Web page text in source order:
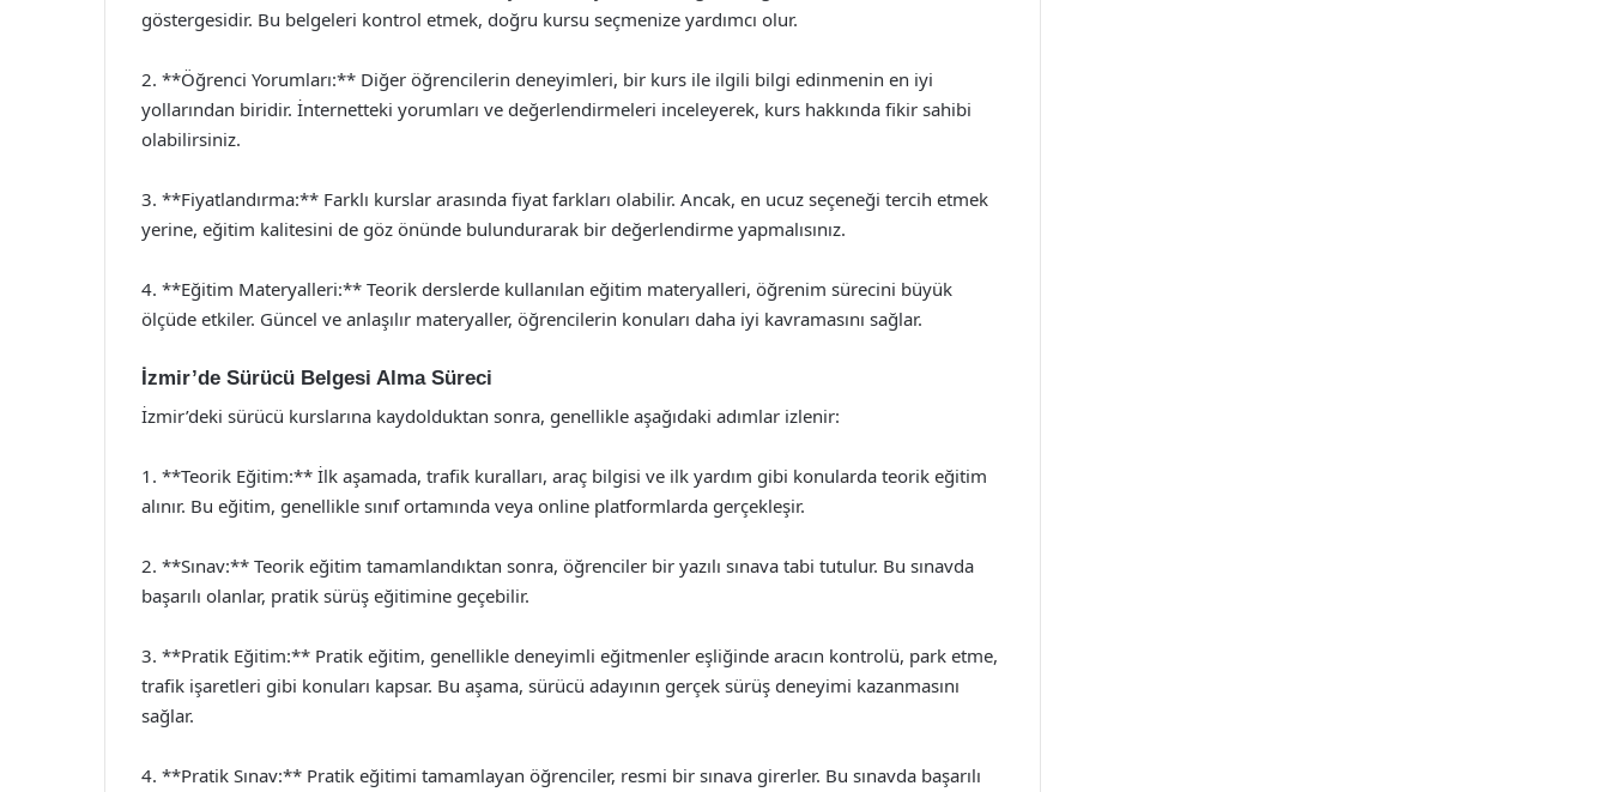
göstergesidir. Bu belgeleri kontrol etmek, doğru kursu seçmenize yardımcı olur.
2. **Öğrenci Yorumları:** Diğer öğrencilerin deneyimleri, bir kurs ile ilgili bilgi edinmenin en iyi
yollarından biridir. İnternetteki yorumları ve değerlendirmeleri inceleyerek, kurs hakkında fikir sahibi
olabilirsiniz.
3. **Fiyatlandırma:** Farklı kurslar arasında fiyat farkları olabilir. Ancak, en ucuz seçeneği tercih etmek
yerine, eğitim kalitesini de göz önünde bulundurarak bir değerlendirme yapmalısınız.
4. **Eğitim Materyalleri:** Teorik derslerde kullanılan eğitim materyalleri, öğrenim sürecini büyük
ölçüde etkiler. Güncel ve anlaşılır materyaller, öğrencilerin konuları daha iyi kavramasını sağlar.
İzmir’de Sürücü Belgesi Alma Süreci
İzmir’deki sürücü kurslarına kaydolduktan sonra, genellikle aşağıdaki adımlar izlenir:
1. **Teorik Eğitim:** İlk aşamada, trafik kuralları, araç bilgisi ve ilk yardım gibi konularda teorik eğitim
alınır. Bu eğitim, genellikle sınıf ortamında veya online platformlarda gerçekleşir.
2. **Sınav:** Teorik eğitim tamamlandıktan sonra, öğrenciler bir yazılı sınava tabi tutulur. Bu sınavda
başarılı olanlar, pratik sürüş eğitimine geçebilir.
3. **Pratik Eğitim:** Pratik eğitim, genellikle deneyimli eğitmenler eşliğinde aracın kontrolü, park etme,
trafik işaretleri gibi konuları kapsar. Bu aşama, sürücü adayının gerçek sürüş deneyimi kazanmasını
sağlar.
4. **Pratik Sınav:** Pratik eğitimi tamamlayan öğrenciler, resmi bir sınava girerler. Bu sınavda başarılı